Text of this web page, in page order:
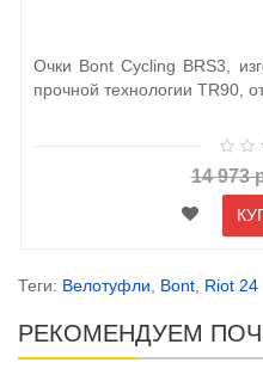
Очки Bont Cycling BRS3,
прочной технологии TR90,
14 973
Теги: Велотуфли Bont Riot 24
РЕКОМЕНДУЕМ